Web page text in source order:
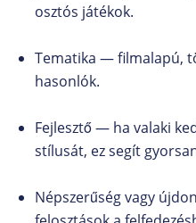
osztós játékok.
Tematika — filmalapú,
hasonlók.
Fejlesztő — ha valaki
stílusát, ez segít
Népszerűség vagy